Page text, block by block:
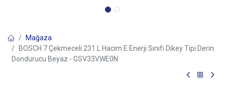
Mağaza
BOSCH 7 Çekmeceli 231 L Hacim E Enerji Sınıfı Dikey Tipi Derin
Dondurucu Beyaz - GSV33VWE0N